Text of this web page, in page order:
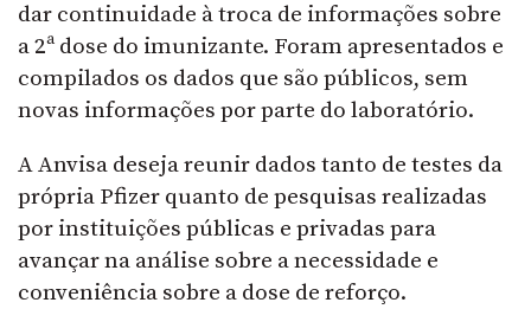
dar continuidade à troca de informações sobre
a 2ª dose do imunizante. Foram apresentados e
compilados os dados que são públicos, sem
novas informações por parte do laboratório.
A Anvisa deseja reunir dados tanto de testes da
própria Pfizer quanto de pesquisas realizadas
por instituições públicas e privadas para
avançar na análise sobre a necessidade e
conveniência sobre a dose de reforço.